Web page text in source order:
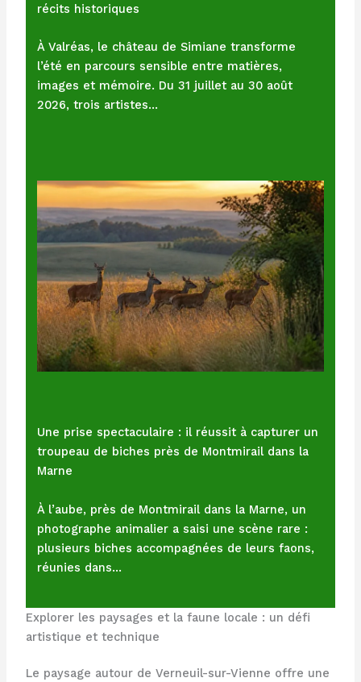
récits historiques
À Valréas, le château de Simiane transforme
l’été en parcours sensible entre matières,
images et mémoire. Du 31 juillet au 30 août
2026, trois artistes…
Une prise spectaculaire : il réussit à capturer un
troupeau de biches près de Montmirail dans la
Marne
À l’aube, près de Montmirail dans la Marne, un
photographe animalier a saisi une scène rare :
plusieurs biches accompagnées de leurs faons,
réunies dans…
Explorer les paysages et la faune locale : un défi
artistique et technique
Le paysage autour de Verneuil-sur-Vienne offre une